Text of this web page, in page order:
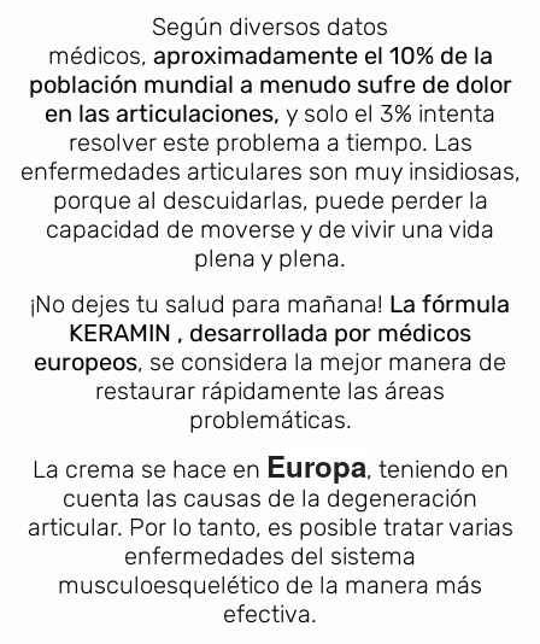
Según diversos datos
médicos, aproximadamente el 10% de la
población mundial a menudo sufre de dolor
en las articulaciones, y solo el 3% intenta
resolver este problema a tiempo. Las
enfermedades articulares son muy insidiosas,
porque al descuidarlas, puede perder la
capacidad de moverse y de vivir una vida
plena y plena.
¡No dejes tu salud para mañana! La fórmula
KERAMIN , desarrollada por médicos
europeos, se considera la mejor manera de
restaurar rápidamente las áreas
problemáticas.
La crema se hace en Europa, teniendo en
cuenta las causas de la degeneración
articular. Por lo tanto, es posible tratar varias
enfermedades del sistema
musculoesquelético de la manera más
efectiva.